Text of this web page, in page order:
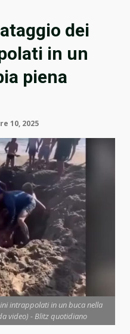
dei
in un
piena
10, 2025
intrappolati in un buca nella
video) - Blitz quotidiano